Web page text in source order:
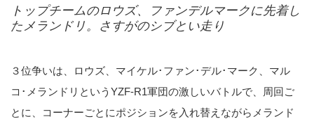
トップチームのロウズ、ファンデルマークに先着し
たメランドリ。さすがのシブとい走り
３位争いは、ロウズ、マイケル･ファン･デル･マーク、マル
コ･メランドリというYZF-R1軍団の激しいバトルで、周回ご
とに、コーナーごとにポジションを入れ替えながらメランド